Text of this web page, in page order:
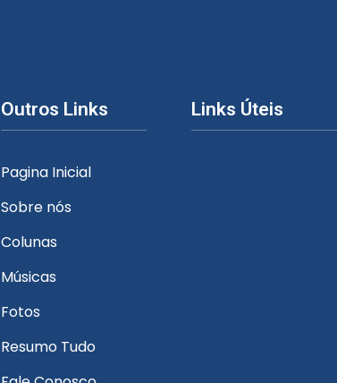
Outros Links
Pagina Inicial
Sobre nós
Colunas
Músicas
Fotos
Resumo Tudo
Links Úteis